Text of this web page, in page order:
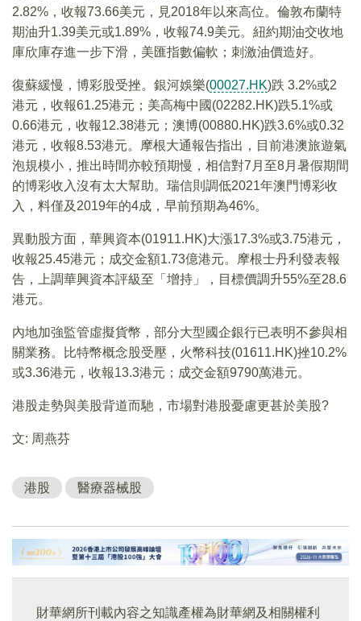
2.82%，收報73.66美元，見2018年以來高位。倫敦布蘭特
期油升1.39美元或1.89%，收報74.9美元。紐約期油交收地
庫欣庫存進一步下滑，美匯指數偏軟；刺激油價造好。
復蘇緩慢，博彩股受挫。銀河娛樂(00027.HK)跌 3.2%或2
港元，收報61.25港元；美高梅中國(02282.HK)跌5.1%或
0.66港元，收報12.38港元；澳博(00880.HK)跌3.6%或0.32
港元，收報8.53港元。摩根大通報告指出，目前港澳旅遊氣
泡規模小，推出時間亦較預期慢，相信對7月至8月暑假期間
的博彩收入沒有太大幫助。瑞信則調低2021年澳門博彩收
入，料僅及2019年的4成，早前預期為46%。
異動股方面，華興資本(01911.HK)大漲17.3%或3.75港元，
收報25.45港元；成交金額1.73億港元。摩根士丹利發表報
告，上調華興資本評級至「增持」，目標價調升55%至28.6
港元。
內地加強監管虛擬貨幣，部分大型國企銀行已表明不參與相
關業務。比特幣概念股受壓，火幣科技(01611.HK)挫10.2%
或3.36港元，收報13.3港元；成交金額9790萬港元。
港股走勢與美股背道而馳，市場對港股憂慮更甚於美股?
文: 周燕芬
港股 醫療器械股
財華網所刊載內容之知識產權為財華網及相關權利